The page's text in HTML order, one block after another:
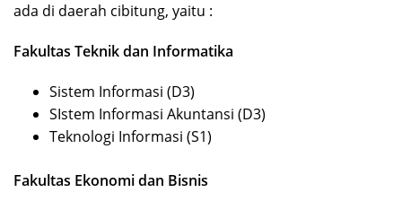
ada di daerah cibitung, yaitu :
Fakultas Teknik dan Informatika
Sistem Informasi (D3)
SIstem Informasi Akuntansi (D3)
Teknologi Informasi (S1)
Fakultas Ekonomi dan Bisnis